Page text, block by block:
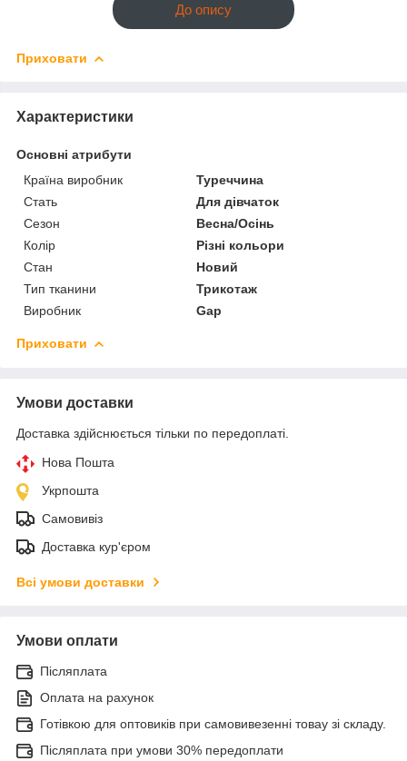
До опису
Приховати
Характеристики
Основні атрибути
Країна виробник
Туреччина
Стать
Для дівчаток
Сезон
Весна/Осінь
Колір
Різні кольори
Стан
Новий
Тип тканини
Трикотаж
Виробник
Gap
Приховати
Умови доставки
Доставка здійснюється тільки по передоплаті.
Нова Пошта
Укрпошта
Самовивіз
Доставка кур'єром
Всі умови доставки
Умови оплати
Післяплата
Оплата на рахунок
Готівкою для оптовиків при самовивезенні товау зі складу.
Післяплата при умови 30% передоплати